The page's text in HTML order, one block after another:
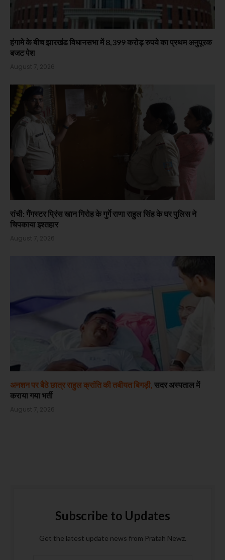
हंगामे के बीच झारखंड विधानसभा में 8,399 करोड़ रुपये का प्रथम अनुपूरक
बजट पेश
August 7, 2026
रांची: गैंगस्टर प्रिंस खान गिरोह के गुर्गे राणा राहुल सिंह के घर पुलिस ने
चिपकाया इश्तहार
August 7, 2026
अनशन पर बैठे छात्र राहुल क्रांति की तबीयत बिगड़ी, सदर अस्पताल में
कराया गया भर्ती
August 7, 2026
Subscribe to Updates
Get the latest update news from Pratah Newz.